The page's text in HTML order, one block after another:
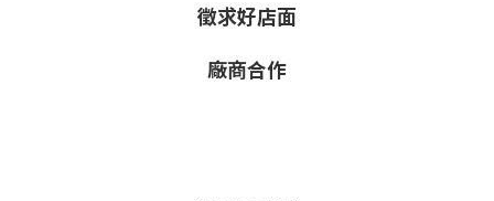
徵求好店面
廠商合作